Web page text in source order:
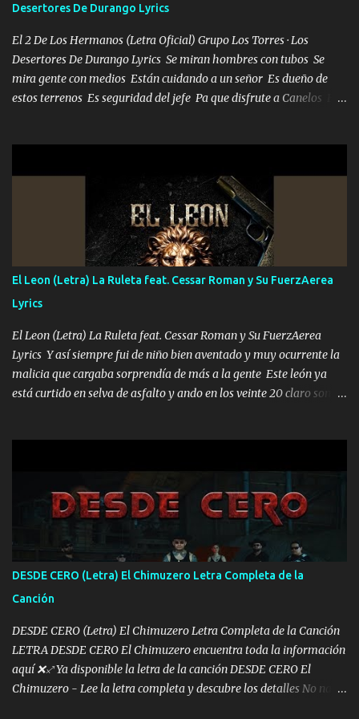
Desertores De Durango Lyrics
El 2 De Los Hermanos (Letra Oficial) Grupo Los Torres · Los
Desertores De Durango Lyrics Se miran hombres con tubos Se
mira gente con medios Están cuidando a un señor Es dueño de
estos terrenos Es seguridad del jefe Pa que disfrute a Canelos Es
ni tampoco las mujeres porque es platica de grandes por eso hay
que estar alegres doy las instrucciones para atender los deberes
Música Si es que salta algún problema de confianza tengo gente
ahí está el Hombre Cuarenta y también Pariente 7 arreglan
cualquier problema no más es cuestión que ordené NOS HACE
FALTA UN HERMANO DE CLAVE ERA EL 24 SIEMPRE FUE UN
HOMBRE VALIENTE POR ALGO M'URIÓ PELEAND0 SIEMPRE
VIO POR LA FAMILIA PARA QUE SIGA EL LEGADO Es el DOS de
los HERMANOS un cerebro inteligente y com...
El Leon (Letra) La Ruleta feat. Cessar Roman y Su FuerzAerea
Lyrics
El Leon (Letra) La Ruleta feat. Cessar Roman y Su FuerzAerea
Lyrics Y así siempre fui de niño bien aventado y muy ocurrente la
malicia que cargaba sorprendía de más a la gente Este león ya
está curtido en selva de asfalto y ando en los veinte 20 claro son
pa más pues hay charola les voy a dar hasta topar pues no hay de
otra Música Surcando bien mi camino voy por mi línea no veo a
los lados aquel que no corre vuela no se me duerm voy chicoteado
Ya pasé varias hazañas ya tienen rato que me agarran el colmillo
de este León los estatales no sé esperaron Al tiro esta la PrimiZa
también la nueve que cargo al lado doy la mano al que su amigo y
al traicionero damos pa abajo Y No me paran aquí hay pa más
pues hay charola les voy a dar hasta topar pues no hay de otra...
DESDE CERO (Letra) El Chimuzero Letra Completa de la
Canción
DESDE CERO (Letra) El Chimuzero Letra Completa de la Canción
LETRA DESDE CERO El Chimuzero encuentra toda la información
aquí ❌♐ Ya disponible la letra de la canción DESDE CERO El
Chimuzero - Lee la letra completa y descubre los detalles No nací